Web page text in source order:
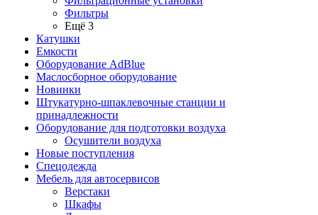
Фильтры
Ещё 3
Катушки
Емкости
Оборудование AdBlue
Маслосборное оборудование
Новинки
Штукатурно-шпаклевочные станции и
принадлежности
Оборудование для подготовки воздуха
Осушители воздуха
Новые поступления
Спецодежда
Мебель для автосервисов
Верстаки
Шкафы